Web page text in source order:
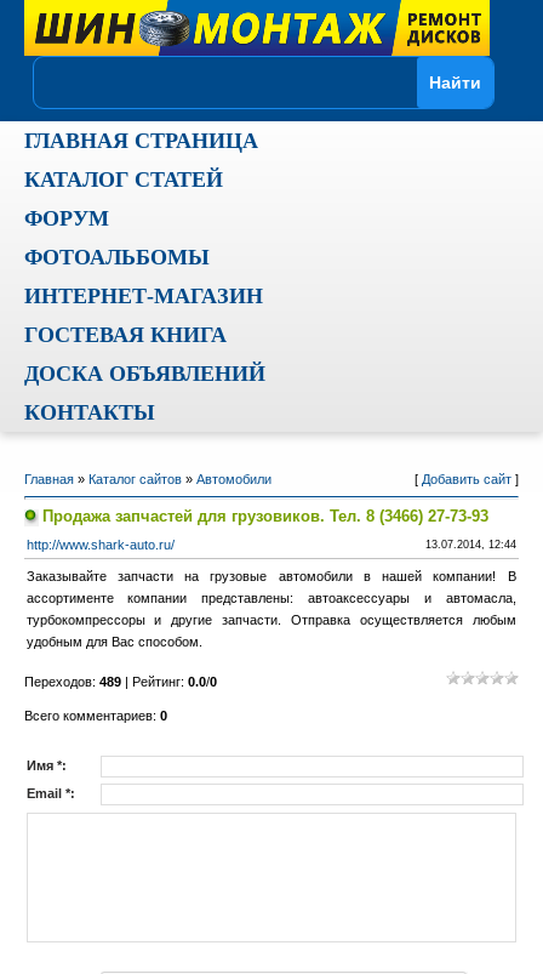
ГЛАВНАЯ СТРАНИЦА
КАТАЛОГ СТАТЕЙ
ФОРУМ
ФОТОАЛЬБОМЫ
ИНТЕРНЕТ-МАГАЗИН
ГОСТЕВАЯ КНИГА
ДОСКА ОБЪЯВЛЕНИЙ
КОНТАКТЫ
Главная» Каталог сайтов» Автомобили [ Добавить сайт]
Продажа запчастей для грузовиков. Тел. 8 (3466) 27-73-93
http://www.shark-auto.ru/ 13.07.2014, 12:44
Заказывайте запчасти на грузовые автомобили в нашей компании! В
ассортименте компании представлены: автоаксессуары и автомасла,
турбокомпрессоры и другие запчасти. Отправка осуществляется любым
удобным для Вас способом.
Переходов: 489| Рейтинг: 0.0/0
Всего комментариев: 0
Имя *:
Email *: